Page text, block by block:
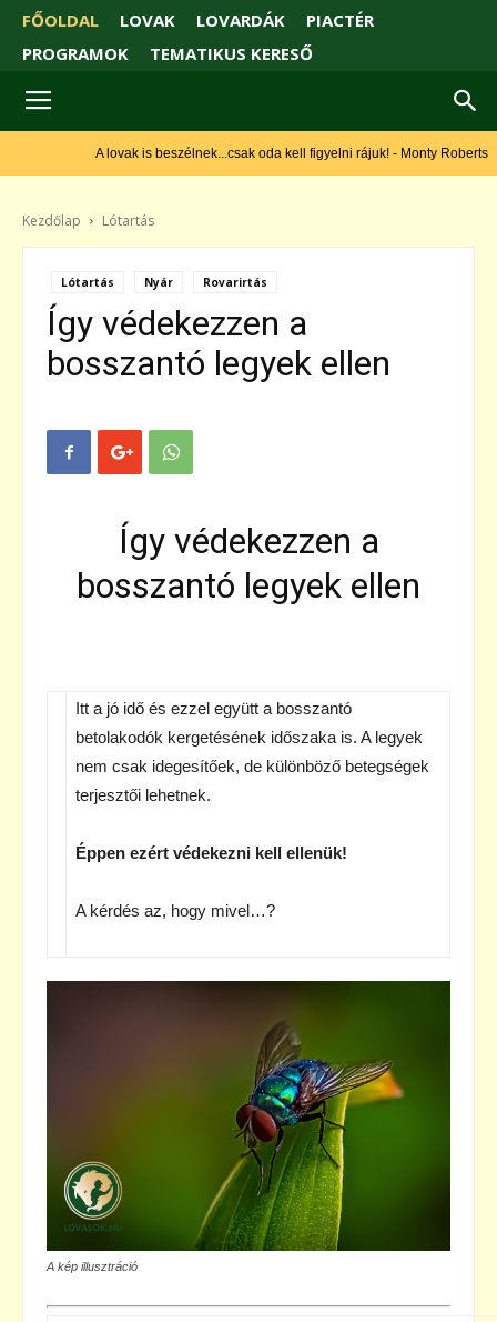
FŐOLDAL LOVAK LOVARDÁK
PIACTÉR
PROGRAMOK
TEMATIKUS KERESŐ
A lovak is beszélnek...csak oda kell figyelni rájuk! - Monty Roberts
Kezdőlap Lótartás
Lótartás Nyár Rovarirtás
Így védekezzen a
bosszantó legyek ellen
Így védekezzen a
bosszantó legyek ellen
Itt a jó idő és ezzel együtt a bosszantó
betolakodók kergetésének időszaka is. A legyek
nem csak idegesítőek, de különböző betegségek
terjesztői lehetnek.
Éppen ezért védekezni kell ellenük!
A kérdés az, hogy mivel…?
A kép illusztráció